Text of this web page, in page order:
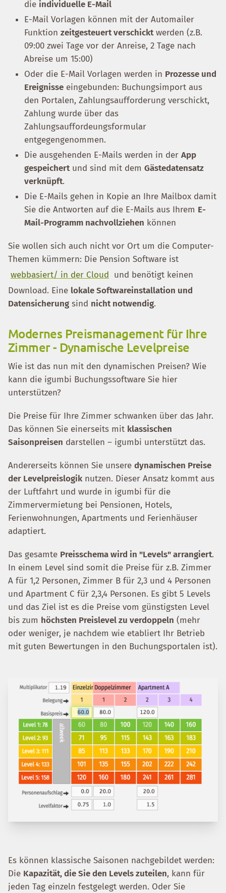
die individuelle E-Mail
E-Mail Vorlagen können mit der Automailer
Funktion zeitgesteuert verschicktwerden (z.B.
09:00 zwei Tage vor der Anreise, 2 Tage nach
Abreise um 15:00)
Oder die E-Mail Vorlagen werden in Prozesse und
Ereignisse eingebunden: Buchungsimport aus
den Portalen, Zahlungsaufforderung verschickt,
Zahlung wurde über das
Zahlungsauffordeungsformular
entgegengenommen.
Die ausgehenden E-Mails werden in der App
gespeichertund sind mit dem Gästedatensatz
verknüpft.
Die E-Mails gehen in Kopie an Ihre Mailbox damit
Sie die Antworten auf die E-Mails aus Ihrem E-
Mail-Programm nachvollziehen können
Sie wollen sich auch nicht vor Ort um die Computer-
Themen kümmern: Die Pension Software ist
webbasiert/ in der Cloud und benötigt keinen
Download. Eine lokale Softwareinstallation und
Datensicherung sind nicht notwendig.
Modernes Preismanagement für Ihre
Zimmer - Dynamische Levelpreise
Wie ist das nun mit den dynamischen Preisen? Wie
kann die igumbi Buchungssoftware Sie hier
unterstützen?
Die Preise für Ihre Zimmer schwanken über das Jahr.
Das können Sie einerseits mit klassischen
Saisonpreisen darstellen – igumbi unterstützt das.
Andererseits können Sie unsere dynamischen Preise
der Levelpreislogik nutzen. Dieser Ansatz kommt aus
der Luftfahrt und wurde in igumbi für die
Zimmervermietung bei Pensionen, Hotels,
Ferienwohnungen, Apartments und Ferienhäuser
adaptiert.
Das gesamte Preisschema wird in "Levels" arrangiert.
In einem Level sind somit die Preise für z.B. Zimmer
A für 1,2 Personen, Zimmer B für 2,3 und 4 Personen
und Apartment C für 2,3,4 Personen. Es gibt 5 Levels
und das Ziel ist es die Preise vom günstigsten Level
bis zum höchsten Preislevel zu verdoppeln (mehr
oder weniger, je nachdem wie etabliert Ihr Betrieb
mit guten Bewertungen in den Buchungsportalen ist).
Es können klassische Saisonen nachgebildet werden:
Die Kapazität, die Sie den Levels zuteilen, kann für
jeden Tag einzeln festgelegt werden. Oder Sie